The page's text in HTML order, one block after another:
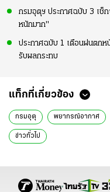
กรมอุตุฯ ประกาศฉบับ 3 เช็
หนักมาก"
ประกาศฉบับ 1 เตือนฝนตก
รับผลกระทบ
แท็กที่เกี่ยวข้อง
กรมอุตุ พยากรณ์อากาศ
ข่าวทั่วไป